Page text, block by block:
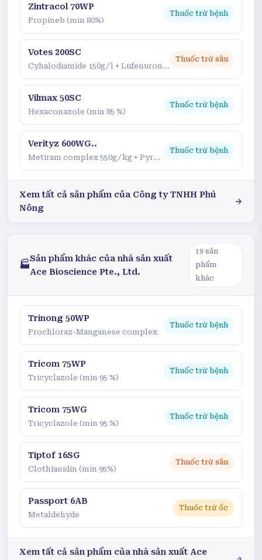
Zintracol 70WP
Propineb (min 80%)
Thuốc trừ bệnh
Votes 200SC
Cyhalodiamide 150g/l + Lufenuron 50g/l
Thuốc trừ sâu
Vilmax 50SC
Hexaconazole (min 85 %)
Thuốc trừ bệnh
Verityz 600WG..
Metiram complex 550g/kg + Pyraclostrobin 50g/kg
Thuốc trừ bệnh
Xem tất cả sản phẩm của Công ty TNHH Phú
Nông
🏭
Sản phẩm khác của nhà sản xuất
Ace Bioscience Pte., Ltd.
19 sản
phẩm
khác
Trinong 50WP
Prochloraz-Manganese complex
Thuốc trừ bệnh
Tricom 75WP
Tricyclazole (min 95 %)
Thuốc trừ bệnh
Tricom 75WG
Tricyclazole (min 95 %)
Thuốc trừ bệnh
Tiptof 16SG
Clothianidin (min 95%)
Thuốc trừ sâu
Passport 6AB
Metaldehyde
Thuốc trừ ốc
Xem tất cả sản phẩm của nhà sản xuất Ace